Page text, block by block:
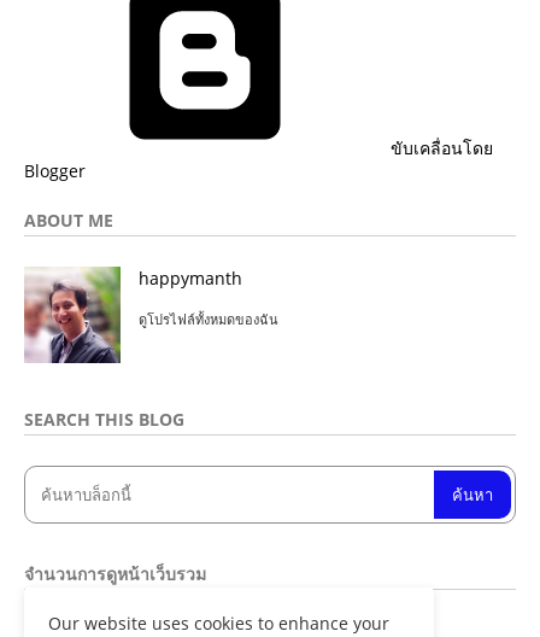
ขับเคลื่อนโดย
Blogger
ABOUT ME
happymanth
ดูโปรไฟล์ทั้งหมดของฉัน
SEARCH THIS BLOG
จำนวนการดูหน้าเว็บรวม
9079
Our website uses cookies to enhance your